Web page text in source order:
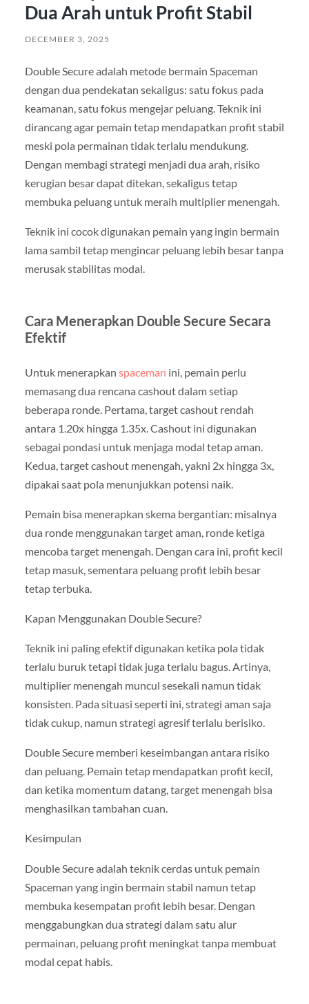
Dua Arah untuk Profit Stabil
DECEMBER 3, 2025
Double Secure adalah metode bermain Spaceman
dengan dua pendekatan sekaligus: satu fokus pada
keamanan, satu fokus mengejar peluang. Teknik ini
dirancang agar pemain tetap mendapatkan profit stabil
meski pola permainan tidak terlalu mendukung.
Dengan membagi strategi menjadi dua arah, risiko
kerugian besar dapat ditekan, sekaligus tetap
membuka peluang untuk meraih multiplier menengah.
Teknik ini cocok digunakan pemain yang ingin bermain
lama sambil tetap mengincar peluang lebih besar tanpa
merusak stabilitas modal.
Cara Menerapkan Double Secure Secara
Efektif
Untuk menerapkan spaceman ini, pemain perlu
memasang dua rencana cashout dalam setiap
beberapa ronde. Pertama, target cashout rendah
antara 1.20x hingga 1.35x. Cashout ini digunakan
sebagai pondasi untuk menjaga modal tetap aman.
Kedua, target cashout menengah, yakni 2x hingga 3x,
dipakai saat pola menunjukkan potensi naik.
Pemain bisa menerapkan skema bergantian: misalnya
dua ronde menggunakan target aman, ronde ketiga
mencoba target menengah. Dengan cara ini, profit kecil
tetap masuk, sementara peluang profit lebih besar
tetap terbuka.
Kapan Menggunakan Double Secure?
Teknik ini paling efektif digunakan ketika pola tidak
terlalu buruk tetapi tidak juga terlalu bagus. Artinya,
multiplier menengah muncul sesekali namun tidak
konsisten. Pada situasi seperti ini, strategi aman saja
tidak cukup, namun strategi agresif terlalu berisiko.
Double Secure memberi keseimbangan antara risiko
dan peluang. Pemain tetap mendapatkan profit kecil,
dan ketika momentum datang, target menengah bisa
menghasilkan tambahan cuan.
Kesimpulan
Double Secure adalah teknik cerdas untuk pemain
Spaceman yang ingin bermain stabil namun tetap
membuka kesempatan profit lebih besar. Dengan
menggabungkan dua strategi dalam satu alur
permainan, peluang profit meningkat tanpa membuat
modal cepat habis.